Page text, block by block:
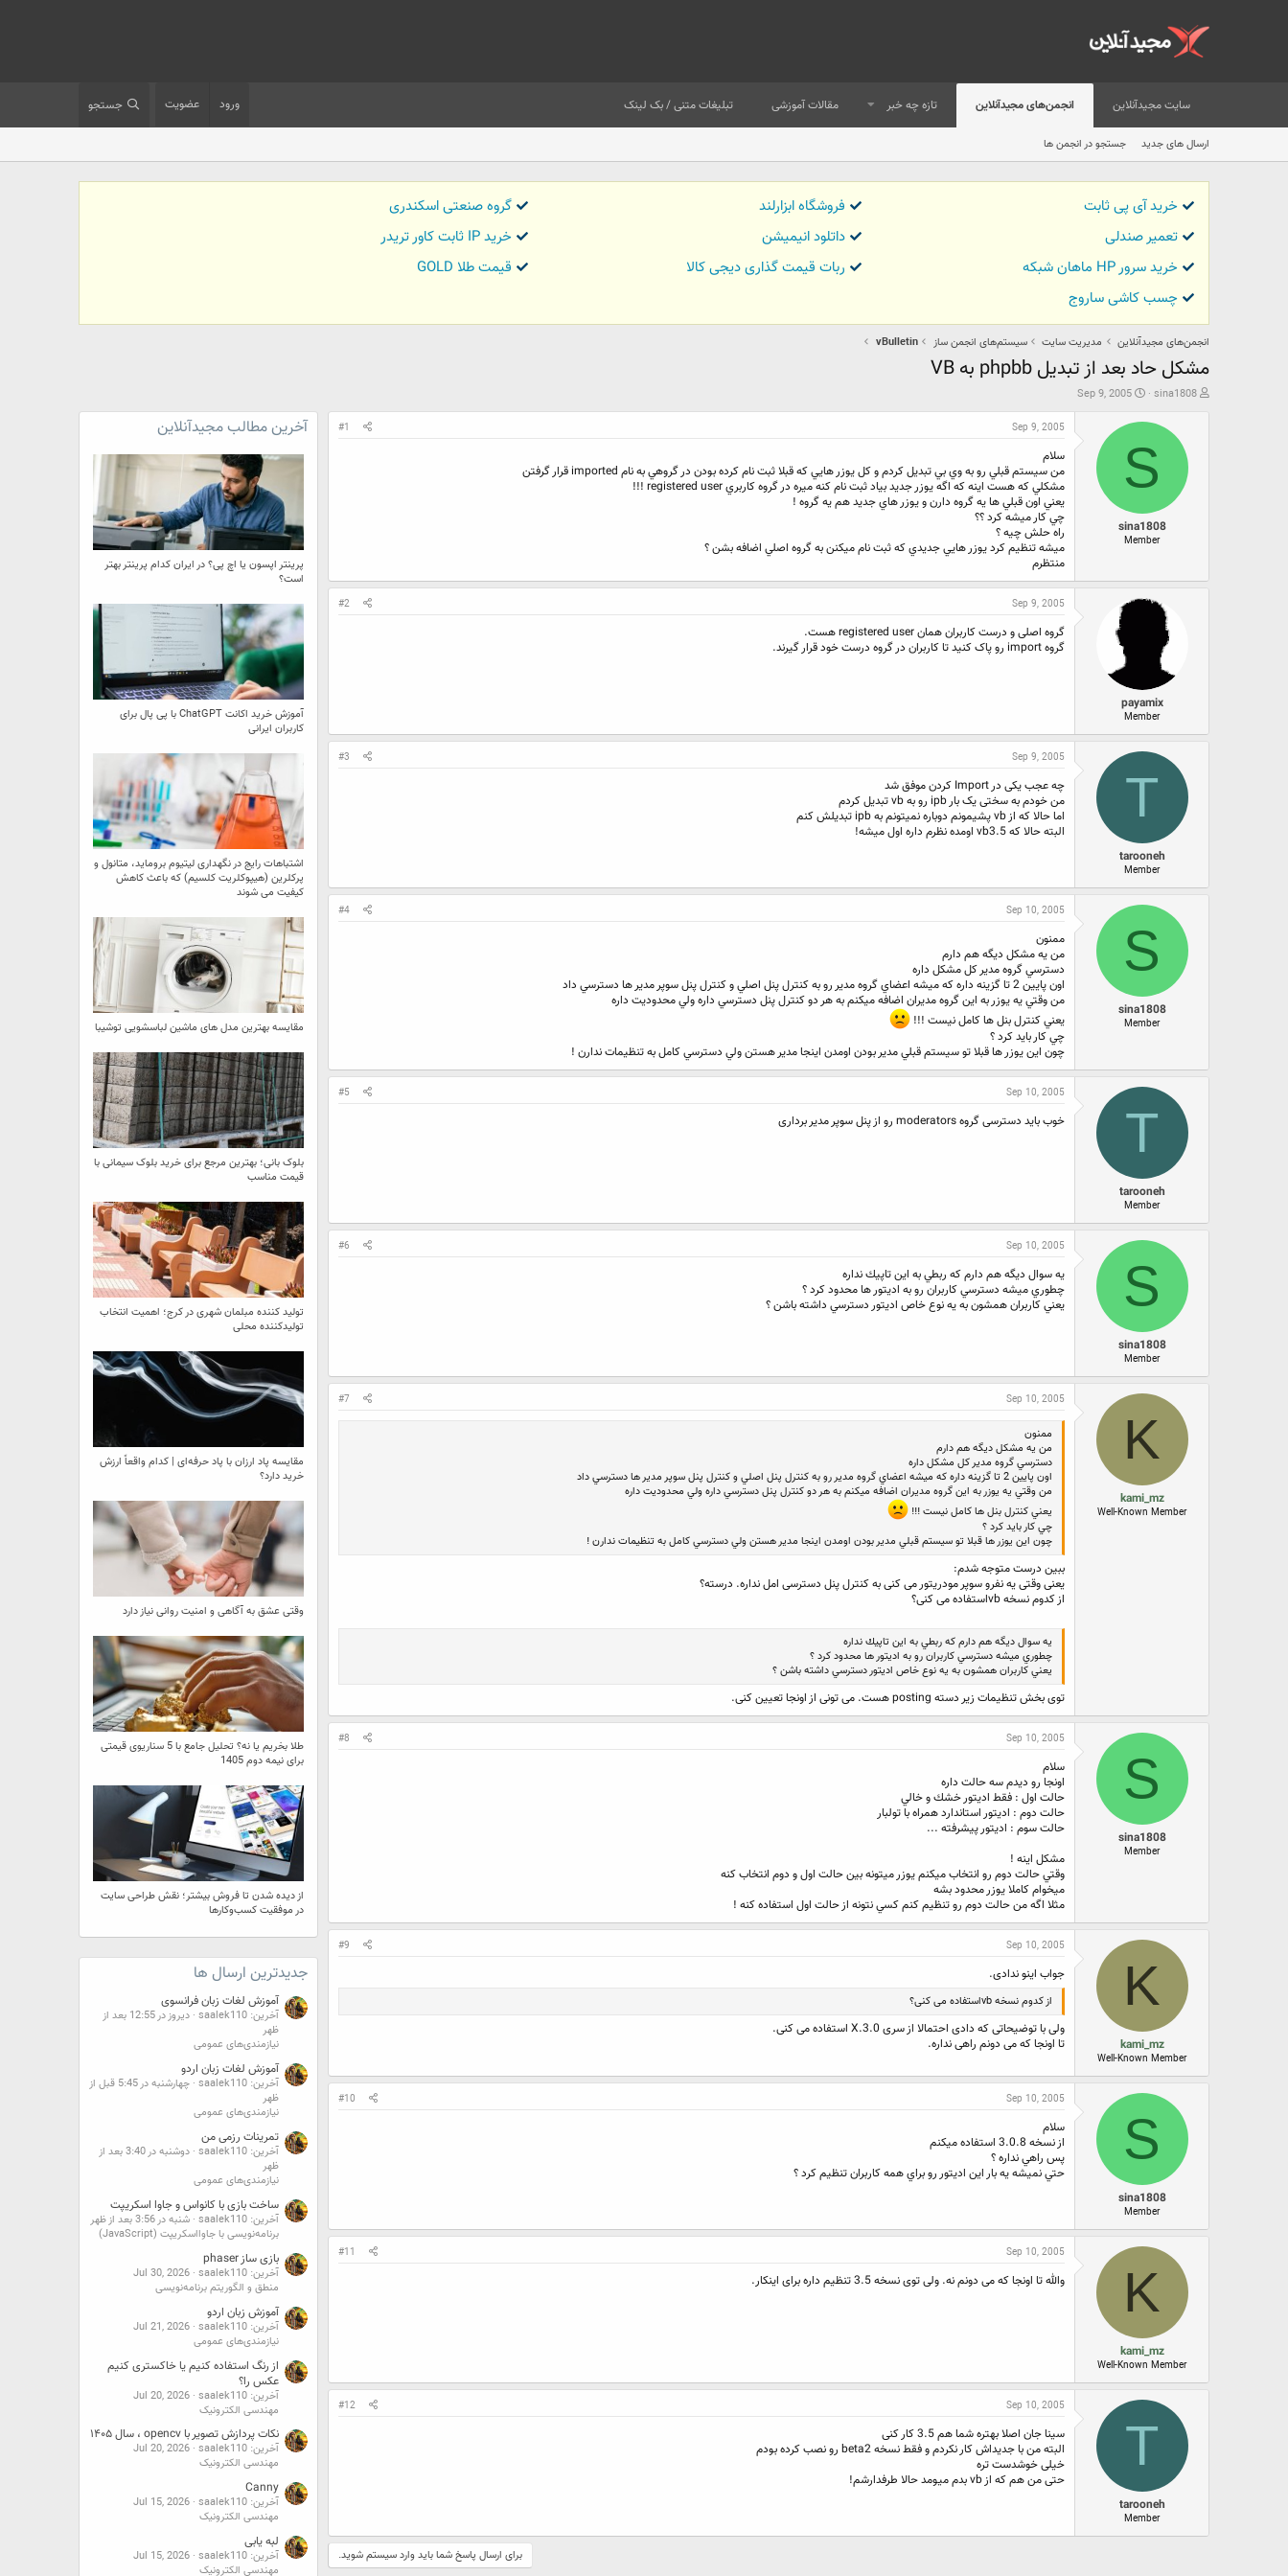
سایت مجیدآنلاین انجمن‌های مجیدآنلاین تازه چه خبر مقالات آموزشی تبلیغات متنی / بک لینک ورود عضویت جستجو
ارسال های جدید جستجو در انجمن ها
خرید آی پی ثابت فروشگاه ابزارلند
گروه صنعتی اسکندری
تعمیر صندلی
داتلود انیمیشن
خرید IP ثابت کاور تریدر
خرید سرور HP ماهان شبکه
ربات قیمت گذاری دیجی کالا
قیمت طلا GOLD
چسب کاشی ساروج
انجمن‌های مجیدآنلاین مدیریت سایت سیستم‌های انجمن ساز vBulletin
مشكل حاد بعد از تبديل phpbb به VB
ش
ع
sina1808
ت
ر
خ
ش
ر
ع
Sep 9, 2005
S
sina1808
Member
Sep 9, 2005
#1
سلام
من سيستم قبلي رو به وي بي تبديل كردم و كل يوزر هايي كه قبلا ثبت نام كرده بودن در گروهي به نام imported قرار گرفتن
مشكلي كه هست اينه كه اگه يوزر جديد بياد ثبت نام كنه ميره در گروه كاربري registered user !!!
يعني اون قبلي ها يه گروه دارن و يوزر هاي جديد هم يه گروه !
چي كار ميشه كرد ؟؟
راه حلش چيه ؟
ميشه تنظيم كرد يوزر هايي جديدي كه ثبت نام ميكنن به گروه اصلي اضافه بشن ؟
منتظرم
payamix
Member
Sep 9, 2005
#2
گروه اصلی و درست کاربران همان registered user هست.
گروه import رو پاک کنید تا کاربران در گروه درست خود قرار گیرند.
T
tarooneh
Member
Sep 9, 2005
#3
چه عجب یکی در Import کردن موفق شد
من خودم به سختی یک بار ipb رو به vb تبدیل کردم
اما حالا که از vb پشیمونم دوباره نمیتونم به ipb تبدیلش کنم
البته حالا که vb3.5 اومده نظرم داره اول میشه!
S
sina1808
Member
Sep 10, 2005
#4
ممنون
من يه مشكل ديگه هم دارم
دسترسي گروه مدير كل مشكل داره
اون پايين 2 تا گزينه داره كه ميشه اعضاي گروه مدير رو به كنترل پنل اصلي و كنترل پنل سوپر مدير ها دسترسي داد
من وقتي يه يوزر به اين گروه مديران اضافه ميكنم به هر دو كنترل پنل دسترسي داره ولي محدوديت داره
يعني كنترل بنل ها كامل نيست !!!
چي كار بايد كرد ؟
چون اين يوزر ها قبلا تو سيستم قبلي مدير بودن اومدن اينجا مدير هستن ولي دسترسي كامل به تنظيمات ندارن !
T
tarooneh
Member
Sep 10, 2005
#5
خوب باید دسترسی گروه moderators رو از پنل سوپر مدیر برداری
S
sina1808
Member
Sep 10, 2005
#6
يه سوال ديگه هم دارم كه ربطي به اين تاپيك نداره
چطوري ميشه دسترسي كاربران رو به اديتور ها محدود كرد ؟
يعني كاربران همشون به يه نوع خاص اديتور دسترسي داشته باشن ؟
K
kami_mz
Well-Known Member
Sep 10, 2005
#7
ممنون
من يه مشكل ديگه هم دارم
دسترسي گروه مدير كل مشكل داره
اون پايين 2 تا گزينه داره كه ميشه اعضاي گروه مدير رو به كنترل پنل اصلي و كنترل پنل سوپر مدير ها دسترسي داد
من وقتي يه يوزر به اين گروه مديران اضافه ميكنم به هر دو كنترل پنل دسترسي داره ولي محدوديت داره
يعني كنترل بنل ها كامل نيست !!!
چي كار بايد كرد ؟
چون اين يوزر ها قبلا تو سيستم قبلي مدير بودن اومدن اينجا مدير هستن ولي دسترسي كامل به تنظيمات ندارن !
ببین درست متوجه شدم:
یعنی وقتی یه نفرو سوپر مودریتور می کنی به کنترل پنل دسترسی امل نداره. درسته؟
از کدوم نسخه vbاستفاده می کنی؟
يه سوال ديگه هم دارم كه ربطي به اين تاپيك نداره
چطوري ميشه دسترسي كاربران رو به اديتور ها محدود كرد ؟
يعني كاربران همشون به يه نوع خاص اديتور دسترسي داشته باشن ؟
توی بخش تنظیمات زیر دسته posting هست. می تونی از اونجا تعیین کنی.
S
sina1808
Member
Sep 10, 2005
#8
سلام
اونجا رو ديدم سه حالت داره
حالت اول : فقط اديتور خشك و خالي
حالت دوم : اديتور استاندارد همراه با تولبار
حالت سوم : اديتور پيشرفته ...
مشكل اينه !
وقتي حالت دوم رو انتخاب ميكنم يوزر ميتونه بين حالت اول و دوم انتخاب كنه
ميخوام كاملا يوزر محدود بشه
مثلا اگه من حالت دوم رو تنظيم كنم كسي نتونه از حالت اول استفاده كنه !
K
kami_mz
Well-Known Member
Sep 10, 2005
#9
جواب اینو ندادی.
از کدوم نسخه vbاستفاده می کنی؟
ولی با توضیحاتی که دادی احتمالا از سری 3.0.X استفاده می کنی.
تا اونجا که می دونم راهی نداره.
S
sina1808
Member
Sep 10, 2005
#10
سلام
از نسخه 3.0.8 استفاده ميكنم
پس راهي نداره ؟
حتي نميشه يه بار اين اديتور رو براي همه كاربران تنظيم كرد ؟
K
kami_mz
Well-Known Member
Sep 10, 2005
#11
والله تا اونجا که می دونم نه. ولی توی نسخه 3.5 تنظیم داره برای اینکار.
T
tarooneh
Member
Sep 10, 2005
#12
سینا جان اصلا بهتره شما هم 3.5 کار کنی
البته من با جدیداش کار نکردم و فقط نسخه beta2 رو نصب کرده بودم
خیلی خوشدست تره
حتی من هم که از vb بدم میومد حالا طرفدارشم!
برای ارسال پاسخ شما باید وارد سیستم شوید.
آخرین مطالب مجیدآنلاین
پرینتر اپسون یا اچ پی؟ در ایران کدام پرینتر بهتر
است؟
آموزش خرید اکانت ChatGPT با پی پال برای
کاربران ایرانی
اشتباهات رایج در نگهداری لیتیوم بروماید، متانول و
پرکلرین (هیپوکلریت کلسیم) که باعث کاهش
کیفیت می‌ شوند
مقایسه بهترین مدل ‌های ماشین لباسشویی توشیبا
بلوک بانی؛ بهترین مرجع برای خرید بلوک سیمانی با
قیمت مناسب
تولید کننده مبلمان شهری در کرج؛ اهمیت انتخاب
تولیدکننده محلی
مقایسه پاد ارزان با پاد حرفه‌ای | کدام واقعاً ارزش
خرید دارد؟
وقتی عشق به آگاهی و امنیت روانی نیاز دارد
طلا بخریم یا نه؟ تحلیل جامع با 5 سناریوی قیمتی
برای نیمه دوم 1405
از دیده شدن تا فروش بیشتر؛ نقش طراحی سایت
در موفقیت کسب‌وکارها
جدیدترین ارسال ها
آموزش لغات زبان فرانسوی
آخرین: saalek110
دیروز در 12:55 بعد از
ظهر
نیازمندی‌های عمومی
آموزش لغات زبان اردو
آخرین: saalek110
چهارشنبه در 5:45 قبل از
ظهر
نیازمندی‌های عمومی
تمرینات رزمی من
آخرین: saalek110
دوشنبه در 3:40 بعد از
ظهر
نیازمندی‌های عمومی
ساخت بازی با کانواس و جاوا اسکریپت
آخرین: saalek110
شنبه در 3:56 بعد از ظهر
برنامه‌نویسی با جاوااسکریپت (JavaScript)
بازی ساز phaser
آخرین: saalek110
Jul 30, 2026
منطق و الگوریتم برنامه‌نویسی
آموزش زبان اردو
آخرین: saalek110
Jul 21, 2026
نیازمندی‌های عمومی
از رنگ استفاده کنیم یا خاکستری کنیم
عکس را؟
آخرین: saalek110
Jul 20, 2026
مهندسی الکترونیک
نکات پردازش تصویر با opencv ، سال ۱۴۰۵
آخرین: saalek110
Jul 20, 2026
مهندسی الکترونیک
Canny
آخرین: saalek110
Jul 15, 2026
مهندسی الکترونیک
لبه یابی
آخرین: saalek110
Jul 15, 2026
مهندسی الکترونیک